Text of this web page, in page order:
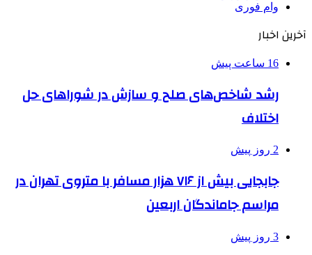
وام فوری
آخرین اخبار
16 ساعت پیش
رشد شاخص‌های صلح و سازش در شوراهای حل
اختلاف
2 روز پیش
جابجایی بیش از ۷۱۶ هزار مسافر با متروی تهران در
مراسم جاماندگان اربعین
3 روز پیش